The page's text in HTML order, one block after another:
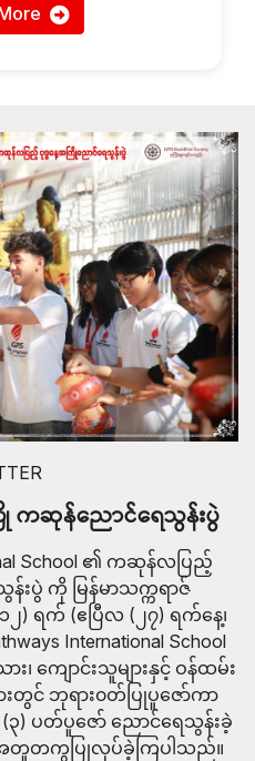
ကဆုန်ညောင်ရေသွန်းပွဲ
School ၏ ကဆုန်လပြည့်
းပွဲ ကို မြန်မာသက္ကရာဇ်
) ရက် (ဧပြီလ (၂၇) ရက်နေ့၊
International School
း၊ ကျောင်းသူများနှင့် ဝန်ထမ်း
းတွင် ဘုရား၀တ်ပြုပူဇော်ကာ
) ပတ်ပူဇော် ညောင်ရေသွန်းခဲ့
အတူတကွပြုလုပ်ခဲ့ကြပါသည်။